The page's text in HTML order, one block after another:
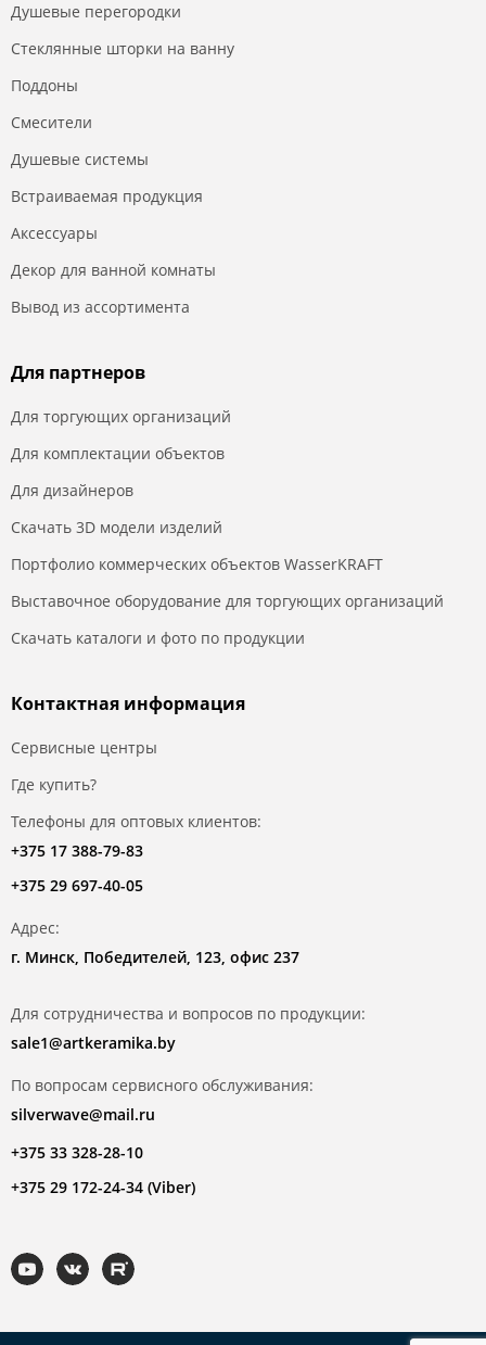
Душевые перегородки
Стеклянные шторки на ванну
Поддоны
Смесители
Душевые системы
Встраиваемая продукция
Аксессуары
Декор для ванной комнаты
Вывод из ассортимента
Для партнеров
Для торгующих организаций
Для комплектации объектов
Для дизайнеров
Скачать 3D модели изделий
Портфолио коммерческих объектов WasserKRAFT
Выставочное оборудование для торгующих организаций
Скачать каталоги и фото по продукции
Контактная информация
Сервисные центры
Где купить?
Телефоны для оптовых клиентов:
+375 17 388-79-83
+375 29 697-40-05
Адрес:
г. Минск, Победителей, 123, офис 237
Для сотрудничества и вопросов по продукции:
sale1@artkeramika.by
По вопросам сервисного обслуживания:
silverwave@mail.ru
+375 33 328-28-10
+375 29 172-24-34 (Viber)